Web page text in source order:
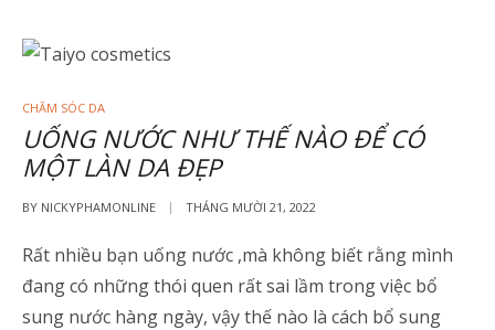
CHĂM SÓC DA
UỐNG NƯỚC NHƯ THẾ NÀO ĐỂ CÓ
MỘT LÀN DA ĐẸP
BY NICKYPHAMONLINE THÁNG MƯỜI 21, 2022
Rất nhiều bạn uống nước ,mà không biết rằng mình
đang có những thói quen rất sai lầm trong việc bổ
sung nước hàng ngày, vậy thế nào là cách bổ sung